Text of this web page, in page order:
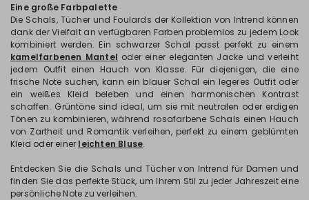
Eine große Farbpalette
Die Schals, Tücher und Foulards der Kollektion von Intrend können
dank der Vielfalt an verfügbaren Farben problemlos zu jedem Look
kombiniert werden. Ein schwarzer Schal passt perfekt zu einem
kamelfarbenen Mantel oder einer eleganten Jacke und verleiht
jedem Outfit einen Hauch von Klasse. Für diejenigen, die eine
frische Note suchen, kann ein blauer Schal ein legeres Outfit oder
ein weißes Kleid beleben und einen harmonischen Kontrast
schaffen. Grüntöne sind ideal, um sie mit neutralen oder erdigen
Tönen zu kombinieren, während rosafarbene Schals einen Hauch
von Zartheit und Romantik verleihen, perfekt zu einem geblümten
Kleid oder einer leichten Bluse.
Entdecken Sie die Schals und Tücher von Intrend für Damen und
finden Sie das perfekte Stück, um Ihrem Stil zu jeder Jahreszeit eine
persönliche Note zu verleihen.